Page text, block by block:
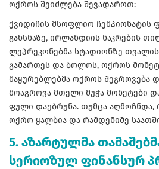
ოქროს შეიძლება შევადაროთ:
ქვიდიჩის მსოფლიო ჩემპიონატის
გახსნაზე, ირლანდიის ნაკრების
ლეპრეკონებმა სტადიონზე
გამართეს და ბოლოს, ოქროს
მაყურებლებმა ოქროს შეგროვება
მოაგროვა მთელი მუჭა მონეტები
ფული დაუბრუნა. თუმცა აღმოჩნდა,
ოქრო ყალბია და რამდენიმე
5. აზარტულმა
სერიოზულ ფინანსურ